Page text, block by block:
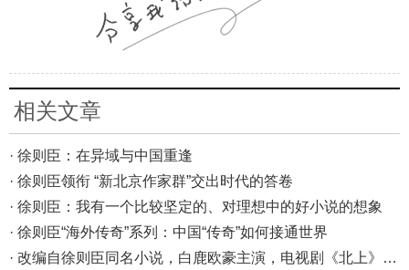
相关文章
· 徐则臣：在异域与中国重逢
· 徐则臣领衔 “新北京作家群”交出时代的答卷
· 徐则臣：我有一个比较坚定的、对理想中的好小说的想象
· 徐则臣“海外传奇”系列：中国“传奇”如何接通世界
· 改编自徐则臣同名小说，白鹿欧豪主演，电视剧《北上》描摹运河文化